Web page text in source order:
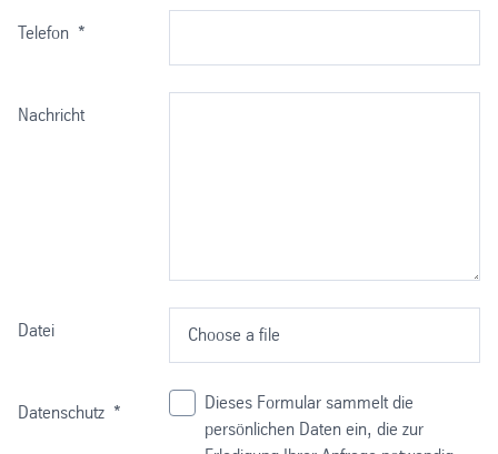
Telefon *
Nachricht
Datei Choose a file
Datenschutz *
Dieses Formular sammelt die
persönlichen Daten ein, die zur